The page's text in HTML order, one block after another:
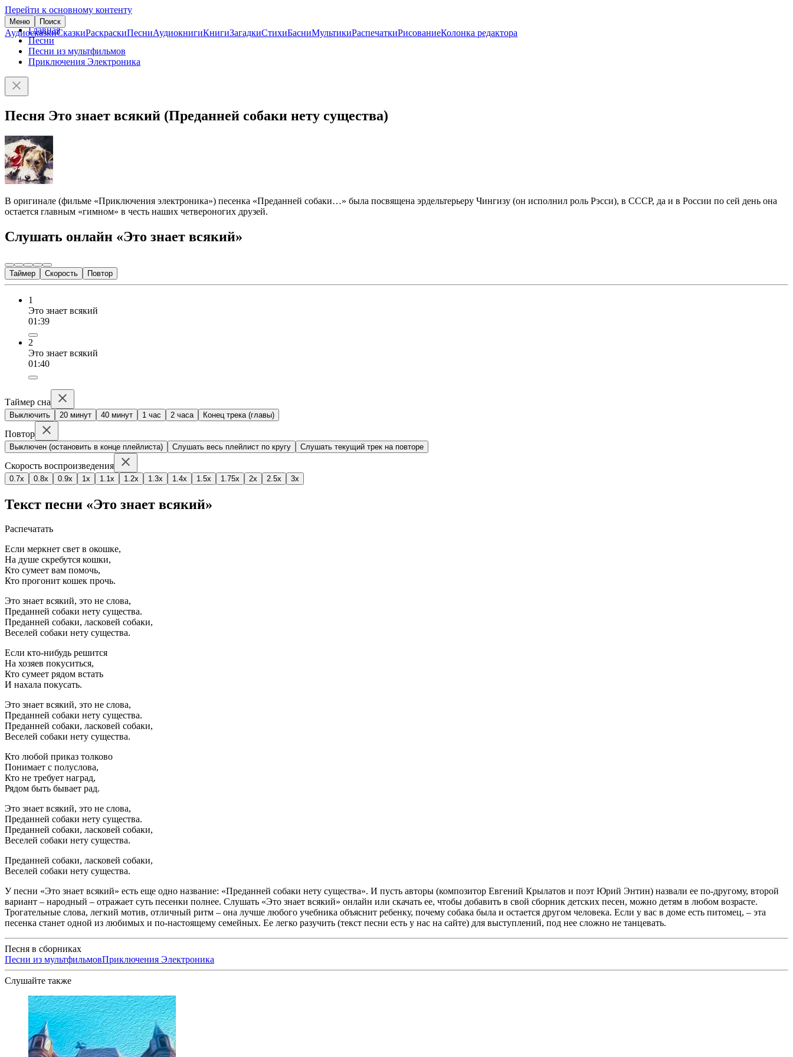
Перейти к основному контенту
Меню Поиск
АудиосказкиСказкиРаскраскиПесниАудиокнигиКнигиЗагадкиСтихиБасниМультикиРаспечаткиРисованиеКолонка редактора
Главная
Песни
Песни из мультфильмов
Приключения Электроника
Песня Это знает всякий (Преданней собаки нету существа)
В оригинале (фильме «Приключения электроника») песенка «Преданней собаки…» была посвящена эрдельтерьеру Чингизу (он исполнил роль Рэсси), в СССР, да и в России по сей день она
остается главным «гимном» в честь наших четвероногих друзей.
Слушать онлайн «Это знает всякий»
Таймер Скорость Повтор
1
Это знает всякий
01:39
2
Это знает всякий
01:40
Таймер сна
Выключить 20 минут 40 минут 1 час 2 часа Конец трека (главы)
Повтор
Выключен (остановить в конце плейлиста) Слушать весь плейлист по кругу Слушать текущий трек на повторе
Скорость воспроизведения
0.7x 0.8x 0.9x 1x 1.1x 1.2x 1.3x 1.4x 1.5x 1.75x 2x 2.5x 3x
Текст песни «Это знает всякий»
Распечатать
Если меркнет свет в окошке,
На душе скребутся кошки,
Кто сумеет вам помочь,
Кто прогонит кошек прочь.
Это знает всякий, это не слова,
Преданней собаки нету существа.
Преданней собаки, ласковей собаки,
Веселей собаки нету существа.
Если кто-нибудь решится
На хозяев покуситься,
Кто сумеет рядом встать
И нахала покусать.
Это знает всякий, это не слова,
Преданней собаки нету существа.
Преданней собаки, ласковей собаки,
Веселей собаки нету существа.
Кто любой приказ толково
Понимает с полуслова,
Кто не требует наград,
Рядом быть бывает рад.
Это знает всякий, это не слова,
Преданней собаки нету существа.
Преданней собаки, ласковей собаки,
Веселей собаки нету существа.
Преданней собаки, ласковей собаки,
Веселей собаки нету существа.
У песни «Это знает всякий» есть еще одно название: «Преданней собаки нету существа». И пусть авторы (композитор Евгений Крылатов и поэт Юрий Энтин) назвали ее по-другому, второй
вариант – народный – отражает суть песенки полнее. Слушать «Это знает всякий» онлайн или скачать ее, чтобы добавить в свой сборник детских песен, можно детям в любом возрасте.
Трогательные слова, легкий мотив, отличный ритм – она лучше любого учебника объяснит ребенку, почему собака была и остается другом человека. Если у вас в доме есть питомец, – эта
песенка станет одной из любимых и по-настоящему семейных. Ее легко разучить (текст песни есть у нас на сайте) для выступлений, под нее сложно не танцевать.
Песня в сборниках
Песни из мультфильмовПриключения Электроника
Слушайте также